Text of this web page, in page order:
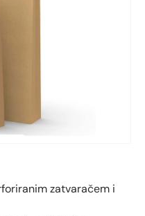
zatvaračem i